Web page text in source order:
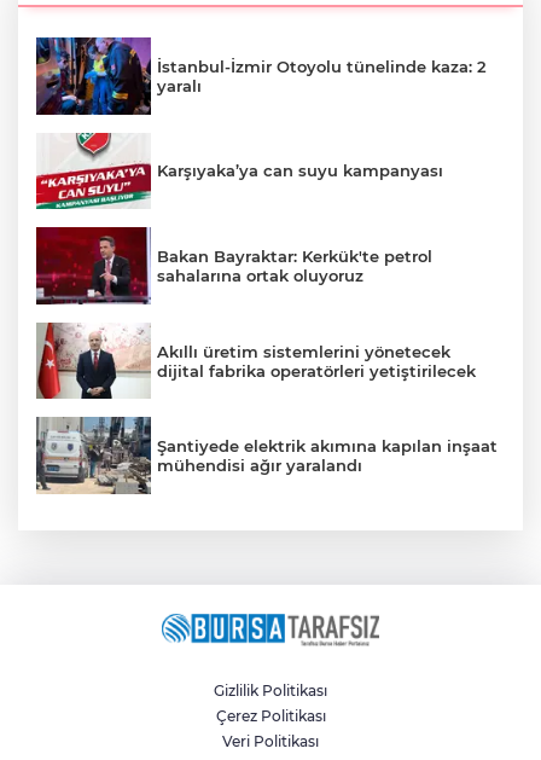
İstanbul-İzmir Otoyolu tünelinde kaza: 2
yaralı
Karşıyaka’ya can suyu kampanyası
Bakan Bayraktar: Kerkük'te petrol
sahalarına ortak oluyoruz
Akıllı üretim sistemlerini yönetecek
dijital fabrika operatörleri yetiştirilecek
Şantiyede elektrik akımına kapılan inşaat
mühendisi ağır yaralandı
Gizlilik Politikası
Çerez Politikası
Veri Politikası